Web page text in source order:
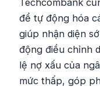
Techcombank
để tự động hóa
giúp nhận diện
động điều chỉnh
lệ nợ xấu của
mức thấp, góp